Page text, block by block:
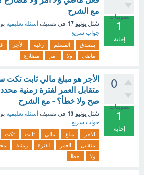
تصويتات
1
إجابة
مع الشرح
سُئل يونيو 17 في تصنيف أسئلة تعليمية
جواب سريع
يتصدق المسلم رغبة الأجر
ماضي
ولا امر مضارع
0
تصويتات
1
إجابة
الأجر هو مبلغ مالي ثابت تكت
متقابل العمر لفترة زمنية
صح ولا خطأ؟ - مع الشرح
سُئل يونيو 13 في تصنيف أسئلة تعليمية
جواب سريع
الأجر مبلغ مالي ثابت
تكت
متقابل
العمر لفترة زمنية
ولا
خطأ